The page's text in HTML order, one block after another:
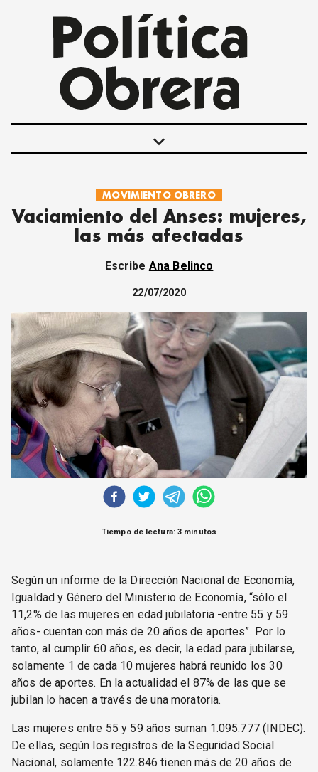
keyboard_arrow_down
POLÍTICAS
INTERNACIONALES
MOVIMIENTO OBRERO
ECONOMÍA
SOCIEDAD Y CULTURA
JUVENTUD
CORREO DE LECTORES
DEBATE
ARCHIVO
DECLARACIONES
OPINIÓN
ALTAMIRA RESPONDE
Política Obrera Revista
CONTACTO
MOVIMIENTO OBRERO
Vaciamiento del Anses: mujeres,
las más afectadas
Escribe Ana Belinco
22/07/2020
Tiempo de lectura: 3 minutos
Según un informe de la Dirección Nacional de Economía,
Igualdad y Género del Ministerio de Economía, “sólo el
11,2% de las mujeres en edad jubilatoria -entre 55 y 59
años- cuentan con más de 20 años de aportes”. Por lo
tanto, al cumplir 60 años, es decir, la edad para jubilarse,
solamente 1 de cada 10 mujeres habrá reunido los 30
años de aportes. En la actualidad el 87% de las que se
jubilan lo hacen a través de una moratoria.
Las mujeres entre 55 y 59 años suman 1.095.777 (INDEC).
De ellas, según los registros de la Seguridad Social
Nacional, solamente 122.846 tienen más de 20 años de